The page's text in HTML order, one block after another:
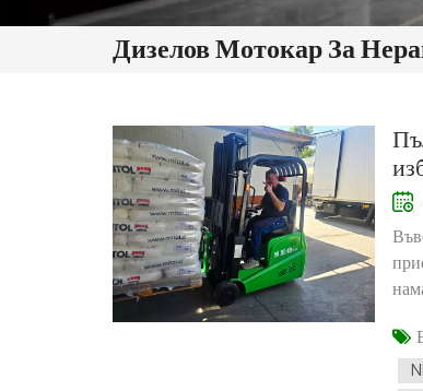
Дизелов Мотокар За